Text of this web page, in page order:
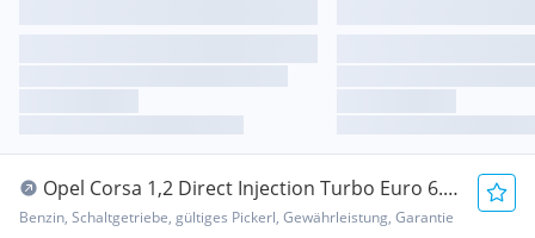
Opel Corsa 1,2 Direct Injection Turbo Euro 6.4
Corsa...
Benzin, Schaltgetriebe, gültiges Pickerl, Gewährleistung, Garantie